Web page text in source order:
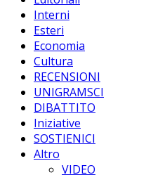
Interni
Esteri
Economia
Cultura
RECENSIONI
UNIGRAMSCI
DIBATTITO
Iniziative
SOSTIENICI
Altro
VIDEO